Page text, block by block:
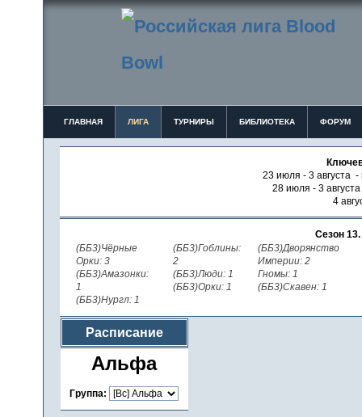
ГЛАВНАЯ ЛИГА ТУРНИРЫ БИБЛИОТЕКА ФОРУМ
23 июля - 3 августа -
28 июля - 3
4
Сезон 13.
(ББ3)Чёрные
Орки: 3
(ББ3)Амазонки:
1
(ББ3)Нургл: 1
(ББ3)Гоблины:
2
(ББ3)Люди: 1
(ББ3)Орки: 1
(ББ3)Дворянство
Империи: 2
Гномы: 1
(ББ3)Скавен: 1
Расписание
Альфа
Группа: